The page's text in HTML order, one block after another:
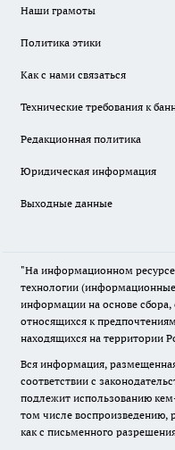
Наши грамоты
Политика этики
Как с нами связаться
Технические требования к
Редакционная политика
Юридическая информация
Выходные данные
"На информационном
технологии
информации на основе сбора,
относящихся к
находящихся на территории
Вся информация,
соответствии с
подлежит использованию
том числе воспроизведению,
как с письменного